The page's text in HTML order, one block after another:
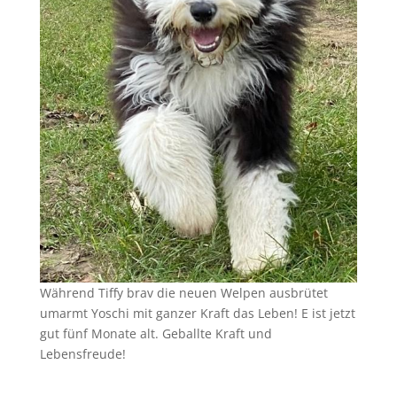
Während Tiffy brav die neuen Welpen ausbrütet
umarmt Yoschi mit ganzer Kraft das Leben! E ist jetzt
gut fünf Monate alt. Geballte Kraft und
Lebensfreude!